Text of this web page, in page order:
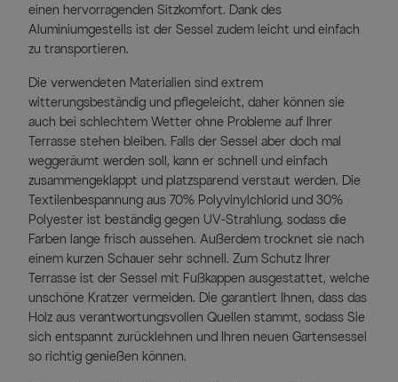
einen hervorragenden Sitzkomfort. Dank des
Aluminiumgestells ist der Sessel zudem leicht und einfach
zu transportieren.
Die verwendeten Materialien sind extrem
witterungsbeständig und pflegeleicht, daher können sie
auch bei schlechtem Wetter ohne Probleme auf Ihrer
Terrasse stehen bleiben. Falls der Sessel aber doch mal
weggeräumt werden soll, kann er schnell und einfach
zusammengeklappt und platzsparend verstaut werden. Die
Textilenbespannung aus 70% Polyvinylchlorid und 30%
Polyester ist beständig gegen UV-Strahlung, sodass die
Farben lange frisch aussehen. Außerdem trocknet sie nach
einem kurzen Schauer sehr schnell. Zum Schutz Ihrer
Terrasse ist der Sessel mit Fußkappen ausgestattet, welche
unschöne Kratzer vermeiden. Die garantiert Ihnen, dass das
Holz aus verantwortungsvollen Quellen stammt, sodass Sie
sich entspannt zurücklehnen und Ihren neuen Gartensessel
so richtig genießen können.